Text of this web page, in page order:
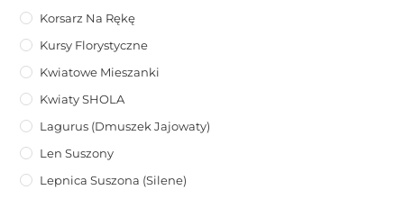
Korsarz Na Rękę
Kursy Florystyczne
Kwiatowe Mieszanki
Kwiaty SHOLA
Lagurus (dmuszek Jajowaty)
Len Suszony
Lepnica Suszona (Silene)